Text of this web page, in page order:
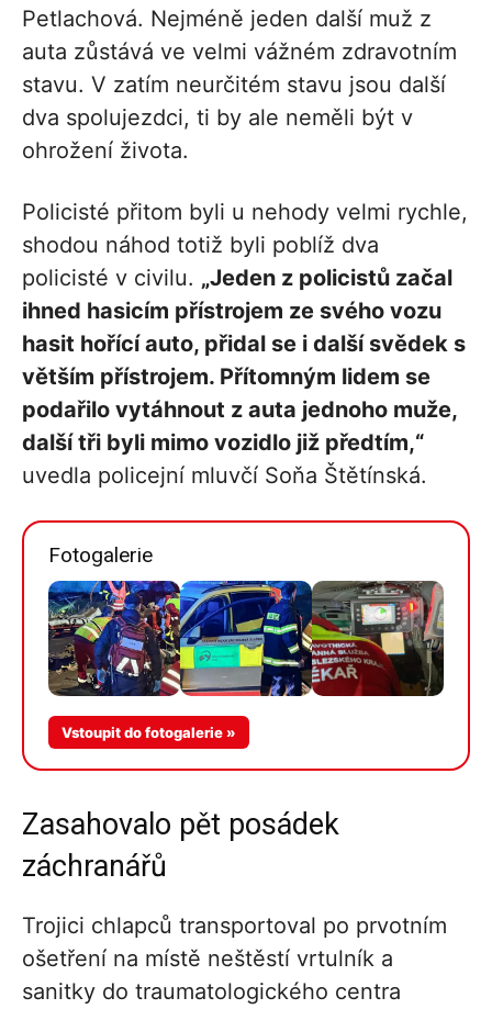
Petlachová. Nejméně jeden další muž z
auta zůstává ve velmi vážném zdravotním
stavu. V zatím neurčitém stavu jsou další
dva spolujezdci, ti by ale neměli být v
ohrožení života.
Policisté přitom byli u nehody velmi rychle,
shodou náhod totiž byli poblíž dva
policisté v civilu. „Jeden z policistů začal
ihned hasicím přístrojem ze svého vozu
hasit hořící auto, přidal se i další svědek s
větším přístrojem. Přítomným lidem se
podařilo vytáhnout z auta jednoho muže,
další tři byli mimo vozidlo již předtím,“
uvedla policejní mluvčí Soňa Štětínská.
Fotogalerie
Vstoupit do fotogalerie »
Zasahovalo pět posádek
záchranářů
Trojici chlapců transportoval po prvotním
ošetření na místě neštěstí vrtulník a
sanitky do traumatologického centra